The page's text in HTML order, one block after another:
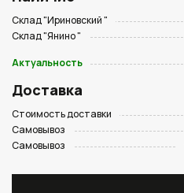
Склад "Ириновский "
Склад "Янино "
Актуальность
Доставка
Стоимость доставки
Самовывоз
Самовывоз